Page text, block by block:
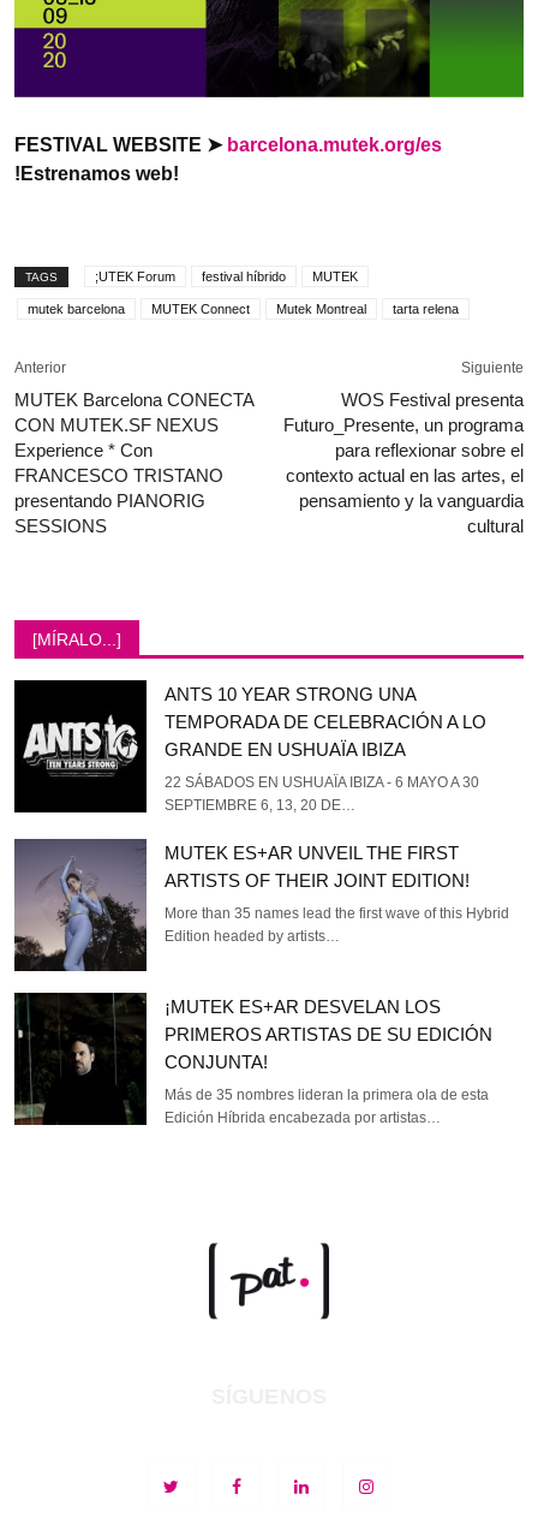
FESTIVAL WEBSITE ➤barcelona.mutek.org/es
!Estrenamos web!
TAGS ;UTEK Forum festival híbrido MUTEK
mutek barcelona MUTEK Connect Mutek Montreal tarta relena
Anterior
MUTEK Barcelona CONECTA
CON MUTEK.SF NEXUS
Experience * Con
FRANCESCO TRISTANO
presentando PIANORIG
SESSIONS
Siguiente
WOS Festival presenta
Futuro_Presente, un programa
para reflexionar sobre el
contexto actual en las artes, el
pensamiento y la vanguardia
cultural
[MÍRALO...]
ANTS 10 YEAR STRONG UNA
TEMPORADA DE CELEBRACIÓN A LO
GRANDE EN USHUAÏA IBIZA
22 SÁBADOS EN USHUAÏA IBIZA - 6 MAYO A 30
SEPTIEMBRE 6, 13, 20 DE…
MUTEK ES+AR UNVEIL THE FIRST
ARTISTS OF THEIR JOINT EDITION!
More than 35 names lead the first wave of this Hybrid
Edition headed by artists…
¡MUTEK ES+AR DESVELAN LOS
PRIMEROS ARTISTAS DE SU EDICIÓN
CONJUNTA!
Más de 35 nombres lideran la primera ola de esta
Edición Híbrida encabezada por artistas…